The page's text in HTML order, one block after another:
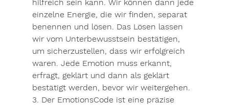
hilfreich sein kann. Wir können dann jede
einzelne Energie, die wir finden, separat
benennen und lösen. Das Lösen lassen
wir vom Unterbewusstsein bestätigen,
um sicherzustellen, dass wir erfolgreich
waren. Jede Emotion muss erkannt,
erfragt, geklärt und dann als geklärt
bestätigt werden, bevor wir weitergehen.
3. Der EmotionsCode ist eine präzise